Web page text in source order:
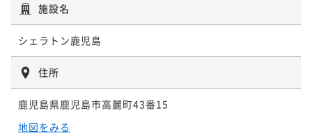
施設名
シェラトン鹿児島
住所
鹿児島県鹿児島市高麗町43番15
地図をみる